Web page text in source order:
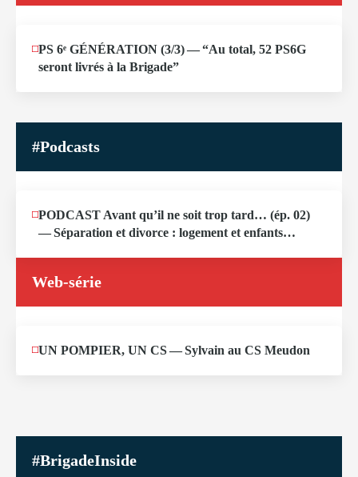
JUIN
19
2026
PS 6ᵉ GÉNÉRATION (3/​3) — “Au total, 52 PS6G
seront livrés à la Brigade”
#Podcasts
MAI
13
2026
PODCAST Avant qu’il ne soit trop tard… (ép. 02)
— Séparation et divorce : logement et enfants…
Web-série
MAI
10
UN POMPIER, UN CS — Sylvain au CS Meudon
#BrigadeInside